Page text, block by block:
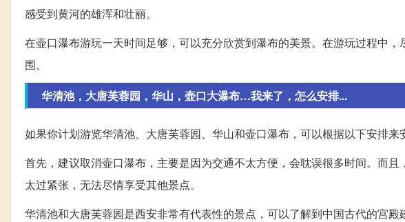
感受到黄河的雄浑和壮丽。
在壶口瀑布游玩一天时间足够，可以充分欣赏到瀑布的美景。在游玩过程中
围。
华清池，大唐芙蓉园，华山，壶口大瀑布…我来了，怎么安排...
如果你计划游览华清池、大唐芙蓉园、华山和壶口瀑布，可以根据以下安排来
首先，建议取消壶口瀑布，主要是因为交通不太方便，会耽误很多时间。而
太过紧张，无法尽情享受其他景点。
华清池和大唐芙蓉园是西安非常有代表性的景点，可以了解到中国古代的宫